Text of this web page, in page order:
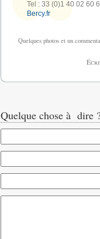
Tel : 33 (0)1 40 02 60
Bercy.fr
Quelques photos et un
Quelque chose à dire